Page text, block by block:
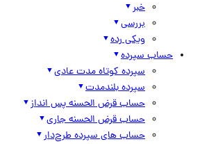
خبر
بررسی
ویکی رده
حساب سپرده
سپرده کوتاه مدت عادی
سپرده بلندمدت
حساب قرض الحسنه پس انداز
حساب قرض الحسنه جاری
حساب های سپرده طرح‌دار